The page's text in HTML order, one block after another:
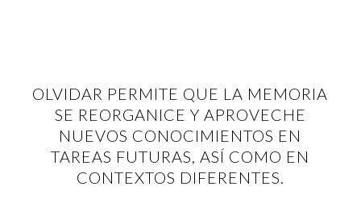
OLVIDAR PERMITE QUE LA MEMORIA
SE REORGANICE Y APROVECHE
NUEVOS CONOCIMIENTOS EN
TAREAS FUTURAS, ASÍ COMO EN
CONTEXTOS DIFERENTES.